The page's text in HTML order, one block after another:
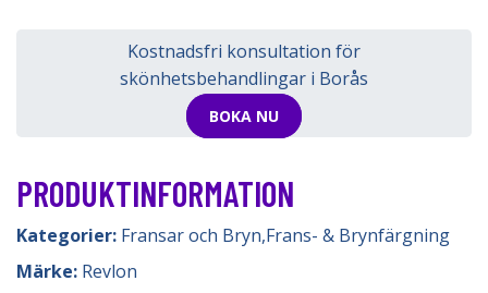
Kostnadsfri konsultation för
skönhetsbehandlingar i Borås
BOKA NU
PRODUKTINFORMATION
Kategorier: Fransar och Bryn,Frans- & Brynfärgning
Märke: Revlon